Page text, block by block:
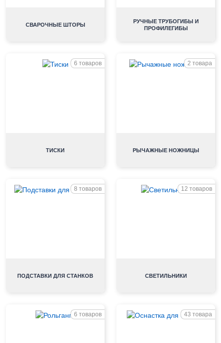
СВАРОЧНЫЕ ШТОРЫ
РУЧНЫЕ ТРУБОГИБЫ И
ПРОФИЛЕГИБЫ
6 товаров
ТИСКИ
2 товара
РЫЧАЖНЫЕ НОЖНИЦЫ
8 товаров
ПОДСТАВКИ ДЛЯ СТАНКОВ
12 товаров
СВЕТИЛЬНИКИ
6 товаров 43 товара